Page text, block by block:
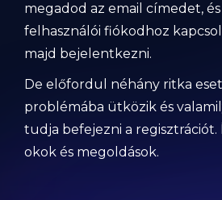
megadod az email címedet, és
felhasználói fiókodhoz
majd bejelentkezni.
De előfordul néhány ritka
problémába ütközik és
tudja befejezni a regisztrációt.
okok és megoldások.